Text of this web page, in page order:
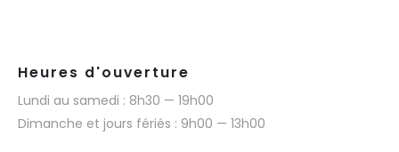
Heures d'ouverture
Lundi au samedi : 8h30 — 19h00
Dimanche et jours fériés : 9h00 — 13h00